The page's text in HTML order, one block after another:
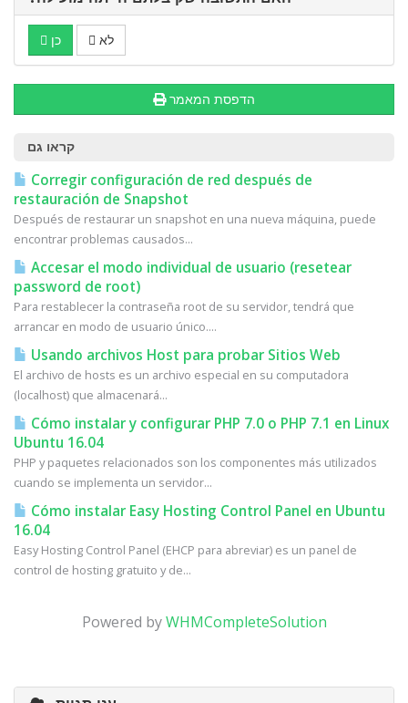
כן לא
הדפסת המאמר
קראו גם
Corregir configuración de red después de
restauración de Snapshot
Después de restaurar un snapshot en una nueva máquina, puede
encontrar problemas causados...
Accesar el modo individual de usuario (resetear
password de root)
Para restablecer la contraseña root de su servidor, tendrá que
arrancar en modo de usuario único....
Usando archivos Host para probar Sitios Web
El archivo de hosts es un archivo especial en su computadora
(localhost) que almacenará...
Cómo instalar y configurar PHP 7.0 o PHP 7.1 en Linux
Ubuntu 16.04
PHP y paquetes relacionados son los componentes más utilizados
cuando se implementa un servidor...
Cómo instalar Easy Hosting Control Panel en Ubuntu
16.04
Easy Hosting Control Panel (EHCP para abreviar) es un panel de
control de hosting gratuito y de...
Powered byWHMCompleteSolution